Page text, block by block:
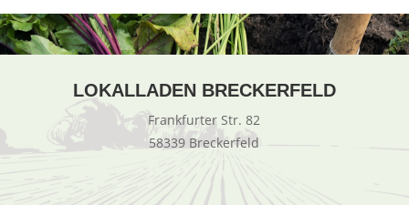
LOKALLADEN BRECKERFELD
Frankfurter Str. 82
58339 Breckerfeld